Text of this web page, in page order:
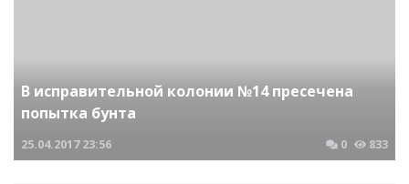
В исправительной колонии №14 пресечена
попытка бунта
25.04.2017 23:56 0 833